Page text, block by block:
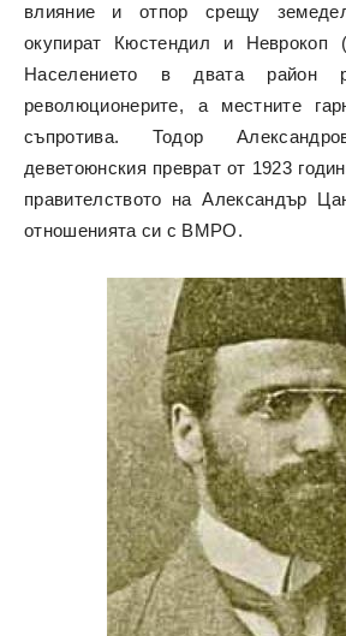
влияние и отпор срещу
окупират Кюстендил и Неврокоп
Населението в двата район
революционерите, а местните
съпротива. Тодор
деветоюнския преврат от 1923
правителството на Александър
отношенията си с ВМРО.